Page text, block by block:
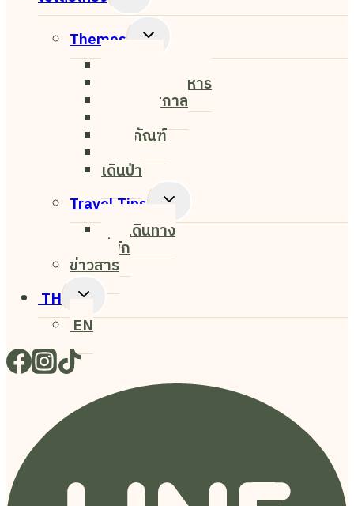
Menu
Themes Toggle
ค่าเฟ่&ร้านอาหาร
งาน&เทศกาล
พิพิธภัณฑ์
เดินป่า
Travel Tips
Toggle
Menu
การเดินทาง
ที่พัก
ข่าวสาร
TH
Toggle
Menu
EN